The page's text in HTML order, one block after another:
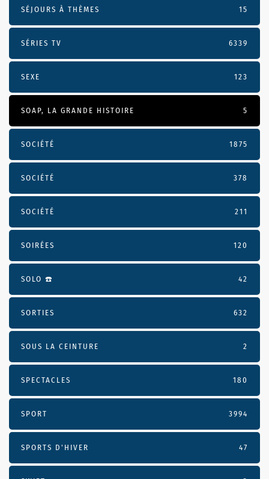
SÉJOURS À THÈMES 15
SÉRIES TV 6339
SEXE 123
SOAP, LA GRANDE HISTOIRE 5
SOCIÉTÉ 1875
SOCIÉTÉ 378
SOCIÉTÉ 211
SOIRÉES 120
SOLO ☎️ 42
SORTIES 632
SOUS LA CEINTURE 2
SPECTACLES 180
SPORT 3994
SPORTS D'HIVER 47